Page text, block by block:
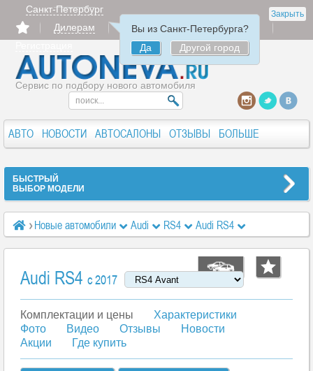
Закрыть
Санкт-Петербург
Вы из Санкт-Петербурга?
Да
Другой город
Дилерам Продать
Авторизация
Сервис по подбору нового автомобиля
АВТО НОВОСТИ АВТОСАЛОНЫ ОТЗЫВЫ БОЛЬШЕ
БЫСТРЫЙ
ВЫБОР МОДЕЛИ
Новые автомобили Audi RS4
Audi RS4
Комплектации и цены Base 2.9 8AT (450 л.с.)
Audi RS4 c 2017
Комплектации и цены
Характеристики
Фото
Видео Отзывы
Новости
Акции
Где купить